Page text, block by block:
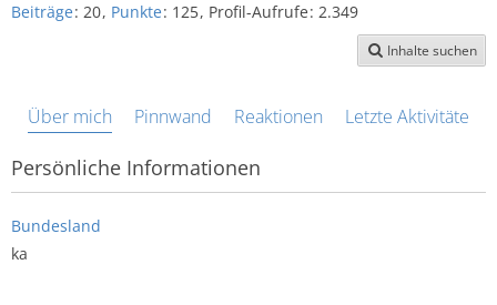
Beiträge 20 Punkte 125 Profil-Aufrufe 2.349
Inhalte suchen
Über mich Pinnwand Reaktionen Letzte Aktivitäten
Persönliche Informationen
Bundesland
ka